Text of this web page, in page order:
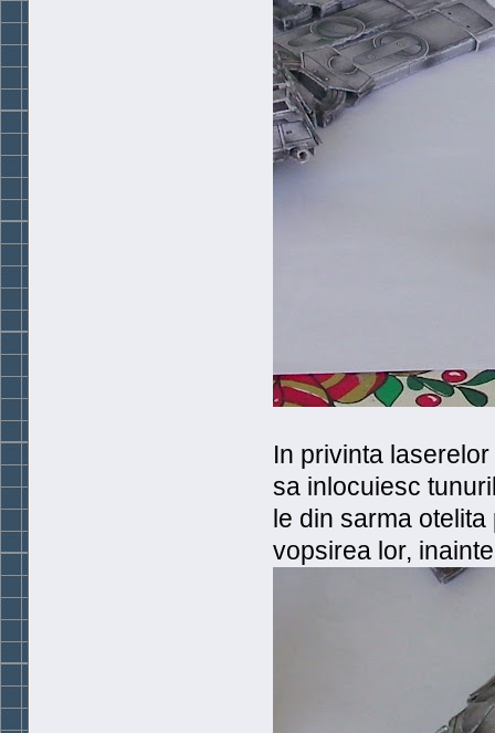
In privinta
sa inlocuiesc
le din sarma
vopsirea lor,